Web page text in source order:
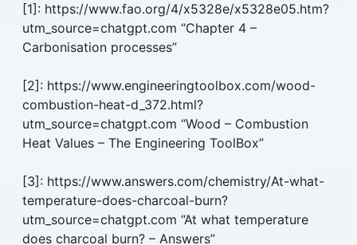
[1]: https://www.fao.org/4/x5328e/x5328e05.htm?
utm_source=chatgpt.com “Chapter 4 –
Carbonisation processes”
[2]: https://www.engineeringtoolbox.com/wood-
combustion-heat-d_372.html?
utm_source=chatgpt.com “Wood – Combustion
Heat Values – The Engineering ToolBox”
[3]: https://www.answers.com/chemistry/At-what-
temperature-does-charcoal-burn?
utm_source=chatgpt.com “At what temperature
does charcoal burn? – Answers”